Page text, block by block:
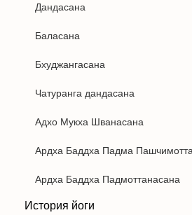
Дандасана
Баласана
Бхуджангасана
Чатуранга дандасана
Адхо Мукха Шванасана
Ардха Баддха Падма
Ардха Баддха Падмоттанасана
История йоги